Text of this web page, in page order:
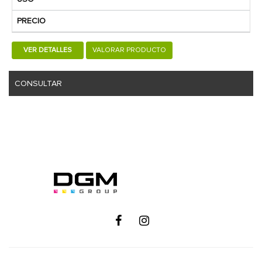
PRECIO
VER DETALLES VALORAR PRODUCTO
CONSULTAR